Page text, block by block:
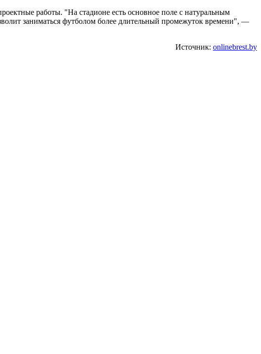
работы. "На стадионе есть основное поле с натуральным
заниматься футболом более длительный промежуток времени", —
Источник: onlinebrest.by